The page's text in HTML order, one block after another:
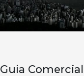
Guia Comercial